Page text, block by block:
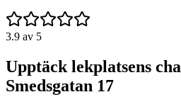
3.9 av 5
Upptäck lekplatsens
Smedsgatan 17